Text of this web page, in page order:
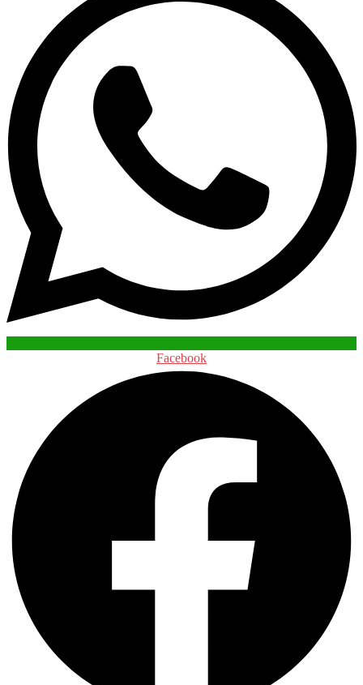
Facebook